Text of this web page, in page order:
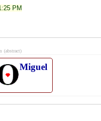
PM
(abstract)
Miguel